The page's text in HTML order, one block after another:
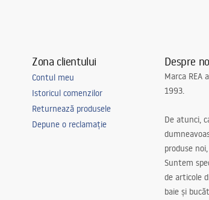
Zona clientului
Contul meu
Istoricul comenzilor
Returnează produsele
Depune o reclamație
Despre
Marca REA
1993.
De atunci,
produse
Suntem
de articole
baie și